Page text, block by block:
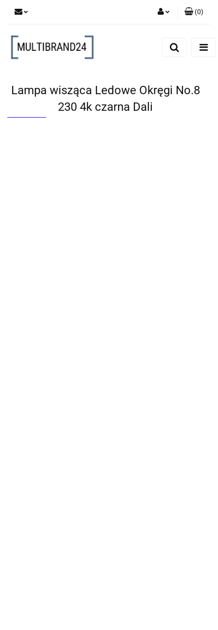
(0)
Lampa wisząca Ledowe Okręgi No.8
230 4k czarna Dali